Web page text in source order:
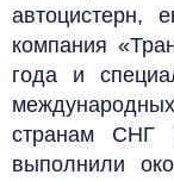
автоцистерн,
компания
года и
странам СНГ
выполнили